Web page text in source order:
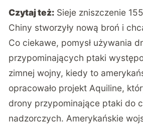
Czytaj też: Sieje zniszczenie
Chiny stworzyły nową broń i
Co ciekawe, pomysł używania
przypominających ptaki
zimnej wojny, kiedy to
opracowało projekt Aquiline,
drony przypominające ptaki do
nadzorczych. Amerykańskie